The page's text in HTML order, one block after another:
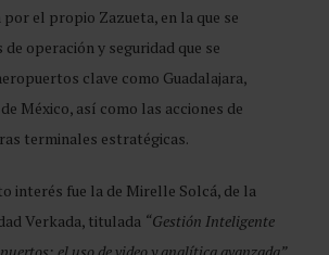
por el propio Zazueta, en la que se
operación y seguridad que se
clave como Guadalajara,
México, así como las acciones de
terminales estratégicas.
interés fue la de Mirelle Solcá, de la
Verkada, titulada “Gestión Inteligente